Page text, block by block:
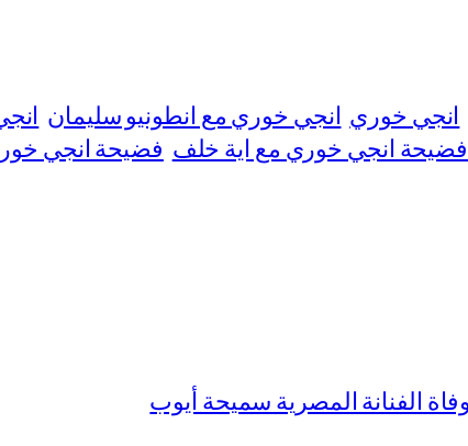
انجي خوري انجي خوري مع انطونيو سليمان
فضيحة انجي خوري مع اية خلف فضيحة انجي
الفنانة المصرية سميحة أيوب